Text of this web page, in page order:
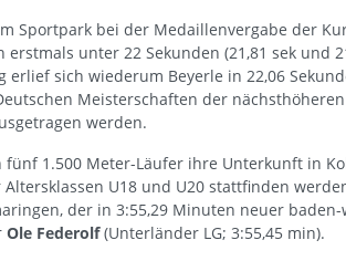
Sportpark bei der Medaillenvergabe der
unter 22 Sekunden (21,81 sek und
erlief sich wiederum Beyerle in 22,06
Meisterschaften der
werden.
fünf 1.500 Meter-Läufer ihre Unterkunft in
U18 und U20 stattfinden
der in 3:55,29 Minuten neuer
Ole Federolf(Unterländer LG; 3:55,45 min).